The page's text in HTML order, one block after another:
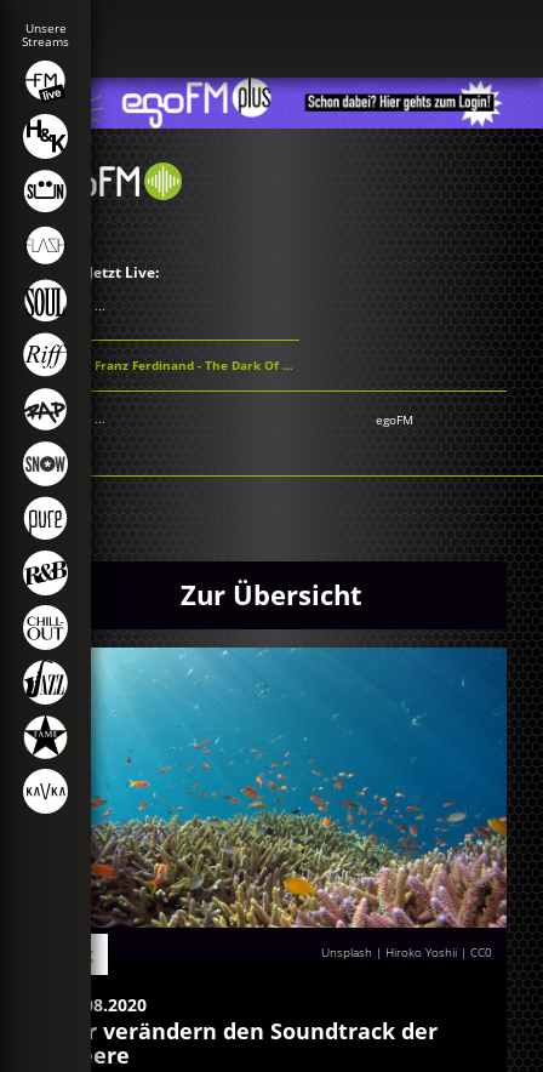
Jetzt Live:
...
Franz Ferdinand - The Dark Of The Matinée
... egoFM
Zur Übersicht
Unsplash | Hiroko Yoshii |CC0
Blog
11.08.2020
Wir verändern den Soundtrack der
Meere